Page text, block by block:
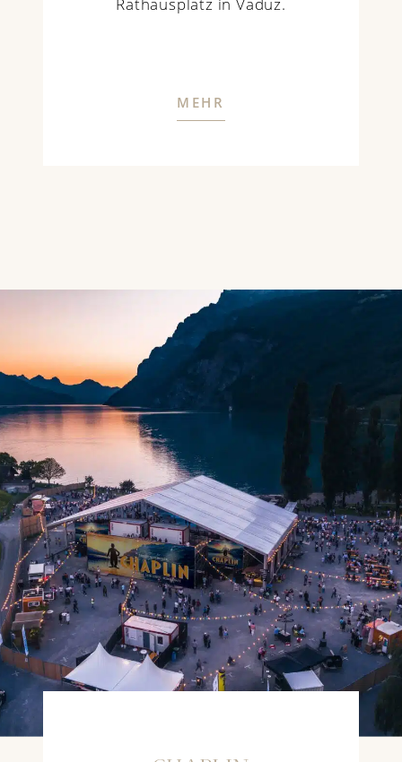
Rathausplatz in Vaduz.
MEHR